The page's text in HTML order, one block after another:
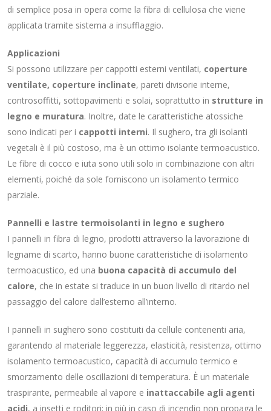
di semplice posa in opera come la fibra di cellulosa che viene
applicata tramite sistema a insufflaggio.
Applicazioni
Si possono utilizzare per cappotti esterni ventilati, coperture
ventilate, coperture inclinate, pareti divisorie interne,
controsoffitti, sottopavimenti e solai, soprattutto in strutture in
legno e muratura. Inoltre, date le caratteristiche atossiche
sono indicati per i cappotti interni. Il sughero, tra gli isolanti
vegetali è il più costoso, ma è un ottimo isolante termoacustico.
Le fibre di cocco e iuta sono utili solo in combinazione con altri
elementi, poiché da sole forniscono un isolamento termico
parziale.
Pannelli e lastre termoisolanti in legno e sughero
I pannelli in fibra di legno, prodotti attraverso la lavorazione di
legname di scarto, hanno buone caratteristiche di isolamento
termoacustico, ed una buona capacità di accumulo del
calore, che in estate si traduce in un buon livello di ritardo nel
passaggio del calore dall’esterno all’interno.
I pannelli in sughero sono costituiti da cellule contenenti aria,
garantendo al materiale leggerezza, elasticità, resistenza, ottimo
isolamento termoacustico, capacità di accumulo termico e
smorzamento delle oscillazioni di temperatura. È un materiale
traspirante, permeabile al vapore e inattaccabile agli agenti
acidi, a insetti e roditori; in più in caso di incendio non propaga le